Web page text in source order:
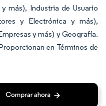
más), Industria de Usuario
y Electrónica y más),
y más) y Geografía.
en Términos de